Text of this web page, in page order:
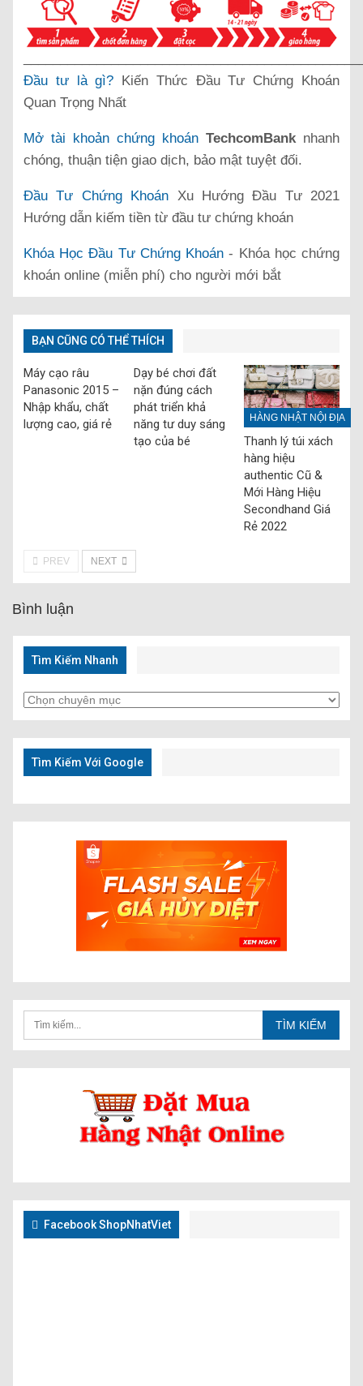
Đầu tư là gì? Kiến Thức Đầu Tư Chứng Khoán
Quan Trọng Nhất
Mở tài khoản chứng khoán TechcomBank nhanh
chóng, thuận tiện giao dịch, bảo mật tuyệt đối.
Đầu Tư Chứng Khoán Xu Hướng Đầu Tư 2021
Hướng dẫn kiếm tiền từ đầu tư chứng khoán
Khóa Học Đầu Tư Chứng Khoán - Khóa học chứng
khoán online (miễn phí) cho người mới bắt
BẠN CŨNG CÓ THỂ THÍCH
Máy cạo râu
Panasonic 2015 –
Nhập khẩu, chất
lượng cao, giá rẻ
Dạy bé chơi đất
nặn đúng cách
phát triển khả
năng tư duy sáng
tạo của bé
HÀNG NHẬT NỘI ĐỊA
Thanh lý túi xách
hàng hiệu
authentic Cũ &
Mới Hàng Hiệu
Secondhand Giá
Rẻ 2022
PREV NEXT
Bình luận
Tìm Kiếm Nhanh
Tìm
Kiếm
Nhanh
Tìm Kiếm Với Google
Facebook ShopNhatViet